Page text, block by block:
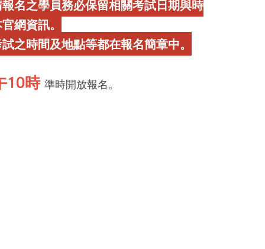
名之學員務必保留相關考試日期與時
網資訊。
之時間及地點等都在報名簡章中。
10時準時開放報名。